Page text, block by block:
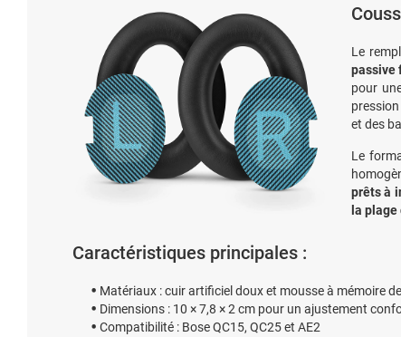
Le
passive
pour
et des
Le
prêts à
la
Caractéristiques principales :
Matériaux : cuir artificiel doux et mousse à mémoire
Dimensions : 10 × 7,8 × 2 cm pour un ajustement
Compatibilité : Bose QC15, QC25 et AE2